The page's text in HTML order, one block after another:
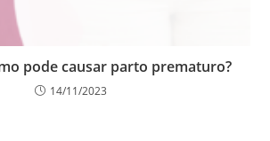
pode causar parto prematuro?
14/11/2023